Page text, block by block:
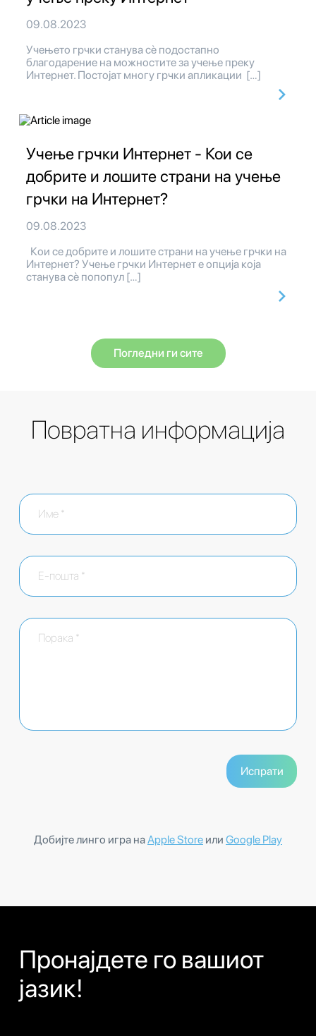
09.08.2023
Учењето грчки станува сè подостапно
благодарение на можностите за учење преку
Интернет. Постојат многу грчки апликации […]
Учење грчки Интернет - Кои се
добрите и лошите страни на учење
грчки на Интернет?
09.08.2023
Кои се добрите и лошите страни на учење грчки на
Интернет? Учење грчки Интернет е опција која
станува сè попопул […]
Погледни ги сите
Повратна информација
Добијте линго игра наApple Store или Google Play
Пронајдете го вашиот
јазик!